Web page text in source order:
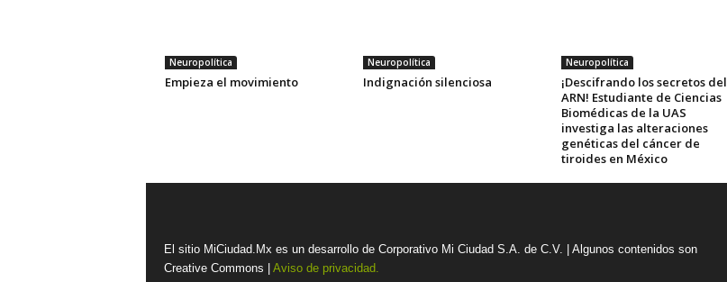
Neuropolítica
Empieza el movimiento
Neuropolítica
Indignación silenciosa
Neuropolítica
¡Descifrando los secretos del
ARN! Estudiante de Ciencias
Biomédicas de la UAS
investiga las alteraciones
genéticas del cáncer de
tiroides en México
El sitio MiCiudad.Mx es un desarrollo de Corporativo Mi Ciudad S.A. de C.V. | Algunos contenidos son
Creative Commons | Aviso de privacidad.